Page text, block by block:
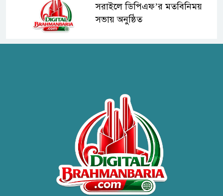
সরাইলে ডিপিএফ’র মতবিনিময়
সভায় অনুষ্ঠিত
ব্রাহ্মণবাড়িয়ায় তরী বাংলাদেশের
উদ্যোগে বৃক্ষরোপণ ও গাছের চারা
বিতরণ।
কবি জয়দুল হোসেনের
‘পাখপাখালির মিলনমেলা’ গ্রন্থের
প্রকাশনা উৎসব